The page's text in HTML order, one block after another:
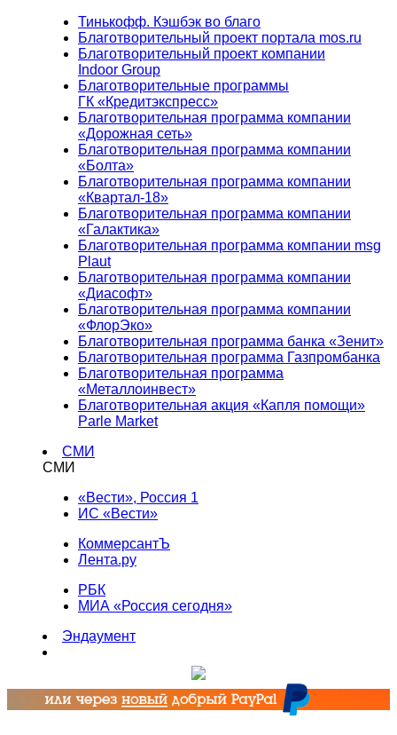
Тинькофф. Кэшбэк во благо
Благотворительный проект портала mos.ru
Благотворительный проект компании
Indoor Group
Благотворительные программы
ГК «Кредитэкспресс»
Благотворительная программа компании
«Дорожная сеть»
Благотворительная программа компании
«Болта»
Благотворительная программа компании
«Квартал-18»
Благотворительная программа компании
«Галактика»
Благотворительная программа компании msg
Plaut
Благотворительная программа компании
«Диасофт»
Благотворительная программа компании
«ФлорЭко»
Благотворительная программа банка «Зенит»
Благотворительная программа Газпромбанка
Благотворительная программа
«Металлоинвест»
Благотворительная акция «Капля помощи»
Parle Market
СМИ
СМИ
«Вести», Россия 1
ИС «Вести»
КоммерсантЪ
Лента.ру
РБК
МИА «Россия сегодня»
Эндаумент